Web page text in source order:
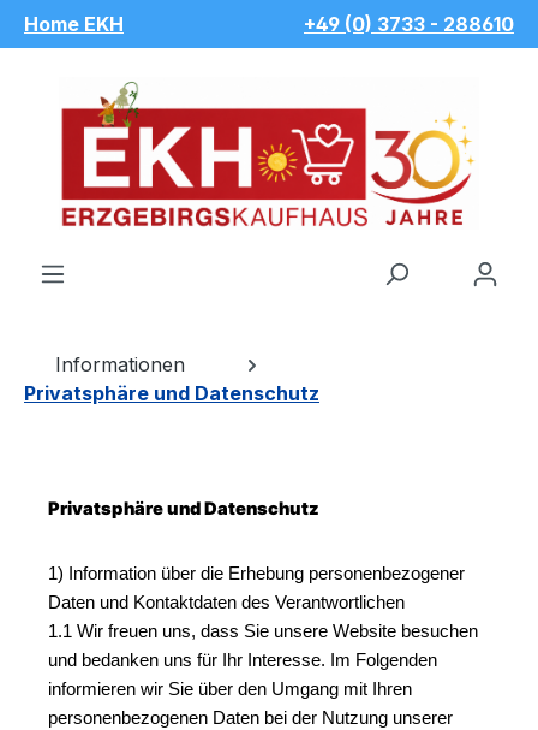
Zum Hauptinhalt springen
Home EKH +49 (0) 3733 - 288610
Du
Informationen
Privatsphäre und Datenschutz
Privatsphäre und Datenschutz
1) Information über die Erhebung personenbezogener
Daten und Kontaktdaten des Verantwortlichen
1.1 Wir freuen uns, dass Sie unsere Website besuchen
und bedanken uns für Ihr Interesse. Im Folgenden
informieren wir Sie über den Umgang mit Ihren
personenbezogenen Daten bei der Nutzung unserer